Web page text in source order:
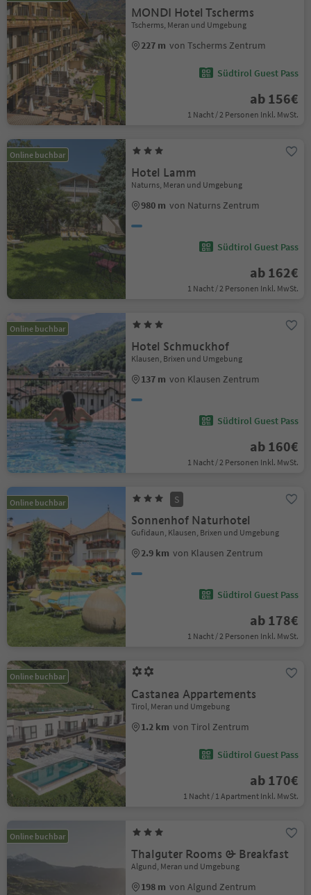
MONDI Hotel Tscherms
Tscherms, Meran und Umgebung
227 m von Tscherms Zentrum
Südtirol Guest Pass
ab 156€
1 Nacht / 2 Personen Inkl. MwSt.
Online buchbar
Hotel Lamm
Naturns, Meran und Umgebung
980 m von Naturns Zentrum
Südtirol Guest Pass
ab 162€
1 Nacht / 2 Personen Inkl. MwSt.
Online buchbar
Hotel Schmuckhof
Klausen, Brixen und Umgebung
137 m von Klausen Zentrum
Südtirol Guest Pass
ab 160€
1 Nacht / 2 Personen Inkl. MwSt.
Online buchbar S
Sonnenhof Naturhotel
Gufidaun, Klausen, Brixen und Umgebung
2.9 km von Klausen Zentrum
Südtirol Guest Pass
ab 178€
1 Nacht / 2 Personen Inkl. MwSt.
Online buchbar
Castanea Appartements
Tirol, Meran und Umgebung
1.2 km von Tirol Zentrum
Südtirol Guest Pass
ab 170€
1 Nacht / 1 Apartment Inkl. MwSt.
Online buchbar
Thalguter Rooms & Breakfast
Algund, Meran und Umgebung
198 m von Algund Zentrum